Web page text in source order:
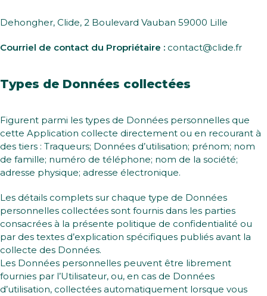
Dehongher, Clide, 2 Boulevard Vauban 59000 Lille
Courriel de contact du Propriétaire : contact@clide.fr
Types de Données collectées
Figurent parmi les types de Données personnelles que
cette Application collecte directement ou en recourant à
des tiers : Traqueurs; Données d’utilisation; prénom; nom
de famille; numéro de téléphone; nom de la société;
adresse physique; adresse électronique.
Les détails complets sur chaque type de Données
personnelles collectées sont fournis dans les parties
consacrées à la présente politique de confidentialité ou
par des textes d’explication spécifiques publiés avant la
collecte des Données.
Les Données personnelles peuvent être librement
fournies par l’Utilisateur, ou, en cas de Données
d’utilisation, collectées automatiquement lorsque vous